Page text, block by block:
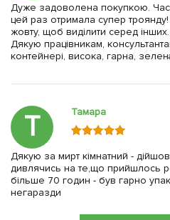
Дуже задоволена покупкою.
цей раз отримала супер
жовту, щоб виділити серед
Дякую працівникам,
контейнері, висока, гарна,
Т Тамара
Дякую за мирт кімнатний -
дивлячись на те,що прийшлось
більше 70 годин - був гарно
негаразди